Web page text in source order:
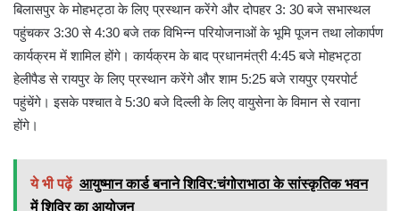
बिलासपुर के मोहभट्ठा के लिए प्रस्थान करेंगे और दोपहर 3: 30 बजे सभास्थल
पहुंचकर 3:30 से 4:30 बजे तक विभिन्न परियोजनाओं के भूमि पूजन तथा लोकार्पण
कार्यक्रम में शामिल होंगे। कार्यक्रम के बाद प्रधानमंत्री 4:45 बजे मोहभट्ठा
हेलीपैड से रायपुर के लिए प्रस्थान करेंगे और शाम 5:25 बजे रायपुर एयरपोर्ट
पहुंचेंगे। इसके पश्चात वे 5:30 बजे दिल्ली के लिए वायुसेना के विमान से रवाना
होंगे।
ये भी पढ़ें आयुष्मान कार्ड बनाने शिविर:चंगोराभाठा के सांस्कृतिक भवन
में शिविर का आयोजन